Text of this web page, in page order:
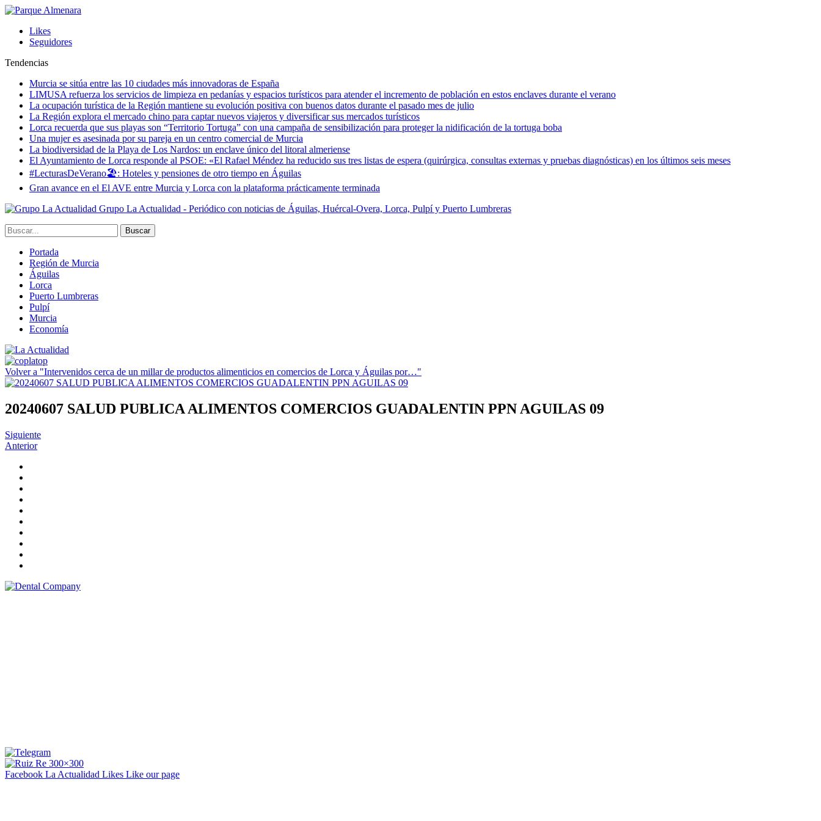
Likes
Seguidores
Tendencias
Murcia se sitúa entre las 10 ciudades más innovadoras de España
LIMUSA refuerza los servicios de limpieza en pedanías y espacios turísticos para atender el incremento de población en estos enclaves durante el verano
La ocupación turística de la Región mantiene su evolución positiva con buenos datos durante el pasado mes de julio
La Región explora el mercado chino para captar nuevos viajeros y diversificar sus mercados turísticos
Lorca recuerda que sus playas son “Territorio Tortuga” con una campaña de sensibilización para proteger la nidificación de la tortuga boba
Una mujer es asesinada por su pareja en un centro comercial de Murcia
La biodiversidad de la Playa de Los Nardos: un enclave único del litoral almeriense
El Ayuntamiento de Lorca responde al PSOE: «El Rafael Méndez ha reducido sus tres listas de espera (quirúrgica, consultas externas y pruebas diagnósticas) en los últimos seis meses
#LecturasDeVerano🏖: Hoteles y pensiones de otro tiempo en Águilas
Gran avance en el El AVE entre Murcia y Lorca con la plataforma prácticamente terminada
Grupo La Actualidad - Periódico con noticias de Águilas, Huércal-Overa, Lorca, Pulpí y Puerto Lumbreras
Portada
Región de Murcia
Águilas
Lorca
Puerto Lumbreras
Pulpí
Murcia
Economía
Volver a "Intervenidos cerca de un millar de productos alimenticios en comercios de Lorca y Águilas por…"
20240607 SALUD PUBLICA ALIMENTOS COMERCIOS GUADALENTIN PPN AGUILAS 09
Siguiente
Anterior
Facebook La Actualidad Likes Like our page